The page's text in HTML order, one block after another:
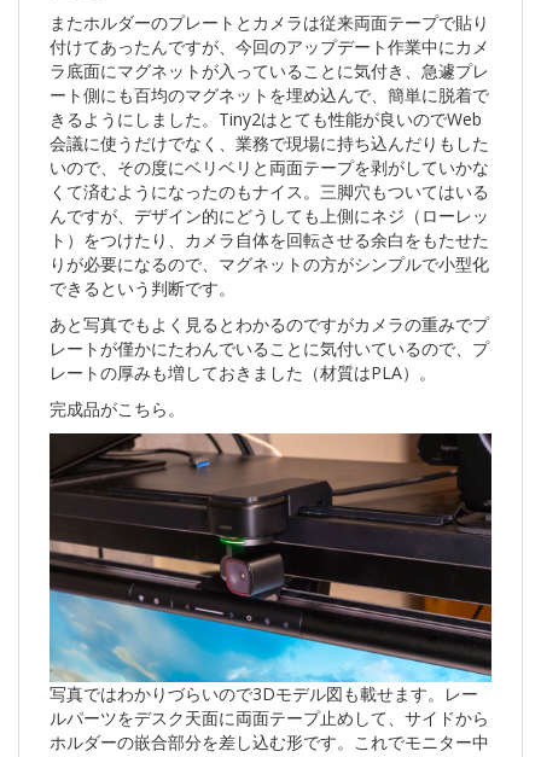
またホルダーのプレートとカメラは従来両面テープで貼り
付けてあったんですが、今回のアップデート作業中にカメ
ラ底面にマグネットが入っていることに気付き、急遽プレ
ート側にも百均のマグネットを埋め込んで、簡単に脱着で
きるようにしました。Tiny2はとても性能が良いのでWeb
会議に使うだけでなく、業務で現場に持ち込んだりもした
いので、その度にベリベリと両面テープを剥がしていかな
くて済むようになったのもナイス。三脚穴もついてはいる
んですが、デザイン的にどうしても上側にネジ（ローレッ
ト）をつけたり、カメラ自体を回転させる余白をもたせた
りが必要になるので、マグネットの方がシンプルで小型化
できるという判断です。
あと写真でもよく見るとわかるのですがカメラの重みでプ
レートが僅かにたわんでいることに気付いているので、プ
レートの厚みも増しておきました（材質はPLA）。
完成品がこちら。
写真ではわかりづらいので3Dモデル図も載せます。レー
ルパーツをデスク天面に両面テープ止めして、サイドから
ホルダーの嵌合部分を差し込む形です。これでモニター中